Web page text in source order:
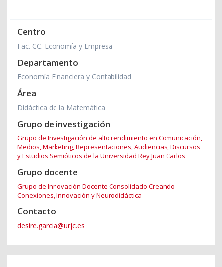
Centro
Fac. CC. Economía y Empresa
Departamento
Economía Financiera y Contabilidad
Área
Didáctica de la Matemática
Grupo de investigación
Grupo de Investigación de alto rendimiento en Comunicación,
Medios, Marketing, Representaciones, Audiencias, Discursos
y Estudios Semióticos de la Universidad Rey Juan Carlos
Grupo docente
Grupo de Innovación Docente Consolidado Creando
Conexiones, Innovación y Neurodidáctica
Contacto
desire.garcia@urjc.es